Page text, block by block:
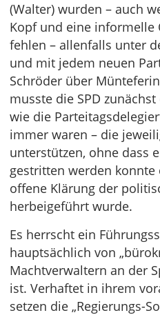
(Walter) wurden – auch
Kopf und eine
fehlen – allenfalls unter
und mit jedem neuen
Schröder über
musste die SPD
wie die
immer waren – die
unterstützen, ohne dass
gestritten werden
offene Klärung der
herbeigeführt wurde.
Es herrscht ein
hauptsächlich von
Machtverwaltern an der
ist. Verhaftet in ihrem
setzen die „Regierungs-